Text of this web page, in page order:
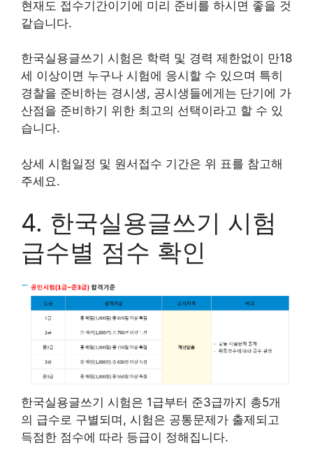
현재도 접수기간이기에 미리 준비를 하시면 좋을 것
같습니다.
한국실용글쓰기 시험은 학력 및 경력 제한없이 만18
세 이상이면 누구나 시험에 응시할 수 있으며 특히
경찰을 준비하는 경시생, 공시생들에게는 단기에 가
산점을 준비하기 위한 최고의 선택이라고 할 수 있
습니다.
상세 시험일정 및 원서접수 기간은 위 표를 참고해
주세요.
4. 한국실용글쓰기 시험
급수별 점수 확인
한국실용글쓰기 시험은 1급부터 준3급까지 총5개
의 급수로 구별되며, 시험은 공통문제가 출제되고
득점한 점수에 따라 등급이 정해집니다.